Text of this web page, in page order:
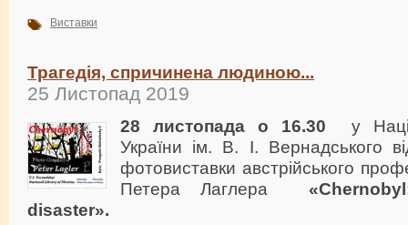
Виставки
Трагедія, спричинена людиною...
25 Листопад 2019
28 листопада о 16.30 у
України ім. В. І. Вернадського
фотовиставки австрійського
Петера Лаглера «
disaster».